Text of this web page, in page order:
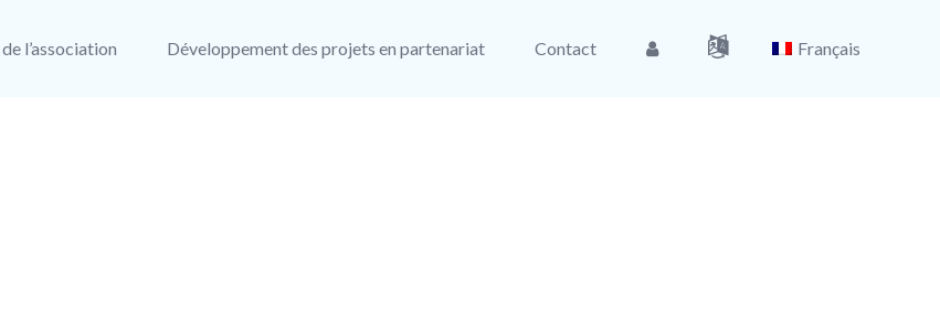
l’association Développement des projets en partenariat Contact Français